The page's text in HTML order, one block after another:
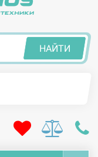
НАЙТИ